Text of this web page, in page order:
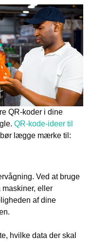
QR-koder i dine
QR-kode-ideer til
lægge mærke til:
Ved at bruge
maskiner, eller
af dine
hvilke data der skal